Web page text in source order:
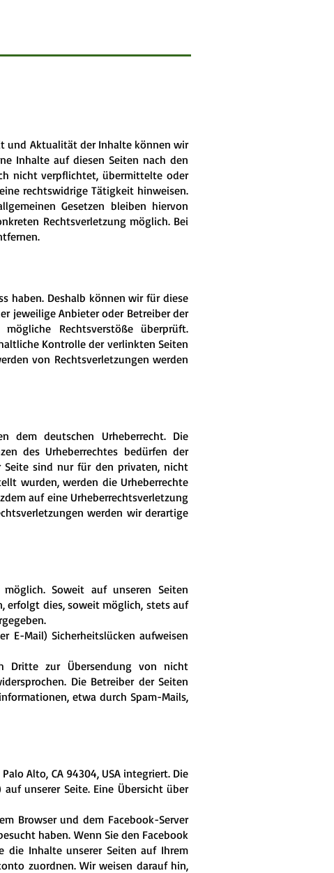
und Aktualität der Inhalte können wir
Inhalte auf diesen Seiten nach den
nicht verpflichtet, übermittelte oder
rechtswidrige Tätigkeit hinweisen.
Gesetzen bleiben hiervon
Rechtsverletzung möglich. Bei
haben. Deshalb können wir für diese
jeweilige Anbieter oder Betreiber der
Rechtsverstöße überprüft.
Kontrolle der verlinkten Seiten
von Rechtsverletzungen werden
dem deutschen Urheberrecht. Die
des Urheberrechtes bedürfen der
Seite sind nur für den privaten, nicht
wurden, werden die Urheberrechte
auf eine Urheberrechtsverletzung
werden wir derartige
Soweit auf unseren Seiten
erfolgt dies, soweit möglich, stets auf
E-Mail) Sicherheitslücken aufweisen
Dritte zur Übersendung von nicht
Die Betreiber der Seiten
etwa durch Spam-Mails,
Alto, CA 94304, USA integriert. Die
unserer Seite. Eine Übersicht über
Browser und dem Facebook-Server
haben. Wenn Sie den Facebook
die Inhalte unserer Seiten auf Ihrem
zuordnen. Wir weisen darauf hin,